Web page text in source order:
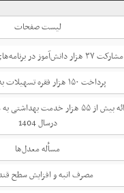
لیست صفحات
مشارکت ۳۷ هزار دانش‌آموز در برنامه‌های هفته سلامت
پرداخت ۱۵۰ هزار فقره تسهیلات به محرومان
ارائه بیش از ۵۵ هزار خدمت
درسال 1404
مسأله معدل‌ها
مصرف انبه و افزایش سطح